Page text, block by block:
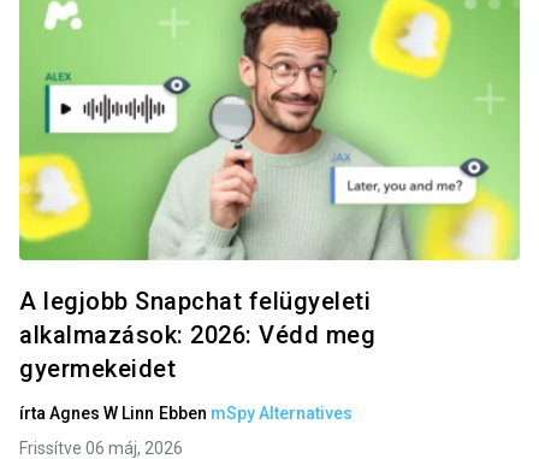
A legjobb Snapchat felügyeleti
alkalmazások: 2026: Védd meg
gyermekeidet
írta Agnes W Linn Ebben mSpy Alternatives
Frissítve 06 máj, 2026